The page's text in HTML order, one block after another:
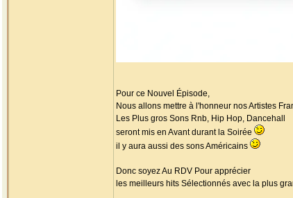
Pour ce Nouvel Épisode,
Nous allons mettre à l'honneur nos Artistes
Les Plus gros Sons Rnb, Hip Hop, Dancehall
seront mis en Avant durant la Soirée
il y aura aussi des sons Américains
Donc soyez Au RDV Pour apprécier
les meilleurs hits Sélectionnés avec la plus